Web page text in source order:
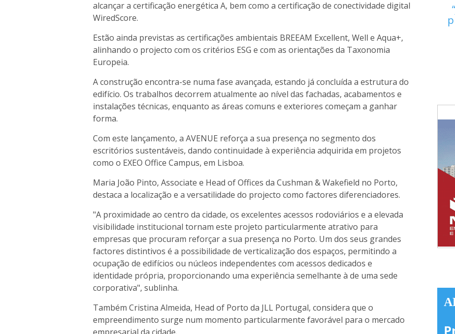
alcançar a certificação energética A, bem como a certificação de conectividade digital
WiredScore.
Estão ainda previstas as certificações ambientais BREEAM Excellent, Well e Aqua+,
alinhando o projecto com os critérios ESG e com as orientações da Taxonomia
Europeia.
A construção encontra-se numa fase avançada, estando já concluída a estrutura do
edifício. Os trabalhos decorrem atualmente ao nível das fachadas, acabamentos e
instalações técnicas, enquanto as áreas comuns e exteriores começam a ganhar
forma.
Com este lançamento, a AVENUE reforça a sua presença no segmento dos
escritórios sustentáveis, dando continuidade à experiência adquirida em projetos
como o EXEO Office Campus, em Lisboa.
Maria João Pinto, Associate e Head of Offices da Cushman & Wakefield no Porto,
destaca a localização e a versatilidade do projecto como factores diferenciadores.
"A proximidade ao centro da cidade, os excelentes acessos rodoviários e a elevada
visibilidade institucional tornam este projeto particularmente atrativo para
empresas que procuram reforçar a sua presença no Porto. Um dos seus grandes
factores distintivos é a possibilidade de verticalização dos espaços, permitindo a
ocupação de edifícios ou núcleos independentes com acessos dedicados e
identidade própria, proporcionando uma experiência semelhante à de uma sede
corporativa", sublinha.
Também Cristina Almeida, Head of Porto da JLL Portugal, considera que o
empreendimento surge num momento particularmente favorável para o mercado